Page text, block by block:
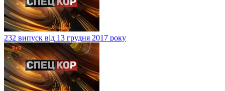
232 випуск від 13 грудня 2017 року